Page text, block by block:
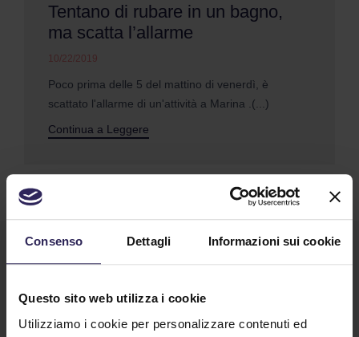
Consenso Dettagli Informazioni sui cookie
Questo sito web utilizza i cookie
Utilizziamo i cookie per personalizzare contenuti ed
Tentano di rubare in un bagno,
ma scatta l’allarme
10/22/2019
Poco prima delle 5 del mattino di venerdì, è
scattato l'allarme di un'attività a Marina .(...)
Continua a Leggere